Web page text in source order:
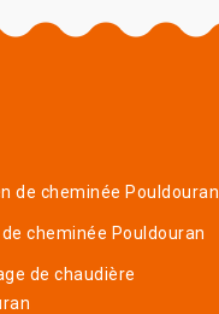
de cheminée Pouldouran
cheminée Pouldouran
de chaudière